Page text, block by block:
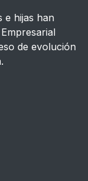
e hijas han
de evolución